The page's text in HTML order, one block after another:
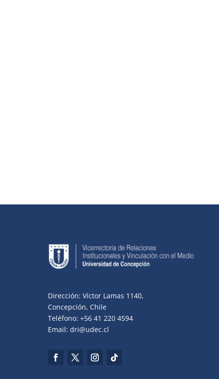
Dirección: Víctor Lamas 1140,
Concepción, Chile
Teléfono: +56 41 220 4594
Email: dri@udec.cl